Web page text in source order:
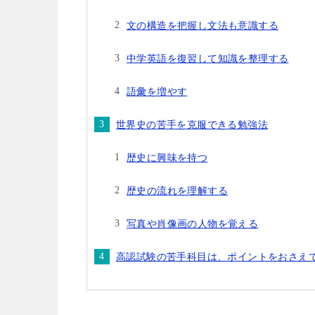
文の構造を把握し文法も意識する
中学英語を復習して知識を整理する
語彙を増やす
世界史の苦手を克服できる勉強法
歴史に興味を持つ
歴史の流れを理解する
写真や肖像画の人物を覚える
高認試験の苦手科目は、ポイントをおさえ